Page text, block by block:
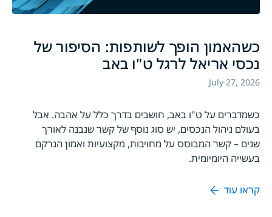
כשהאמון הופך לשותפות: הסיפור של
נכסי אריאל לרגל ט"ו באב
July 27, 2026
כשמדברים על ט"ו באב, חושבים בדרך כלל על אהבה. אבל
בעולם ניהול הנכסים, יש סוג נוסף של קשר שנבנה לאורך
שנים – קשר המבוסס על מחויבות, מקצועיות ואמון הנרקם
בעשייה היומיומית.
קראו עוד